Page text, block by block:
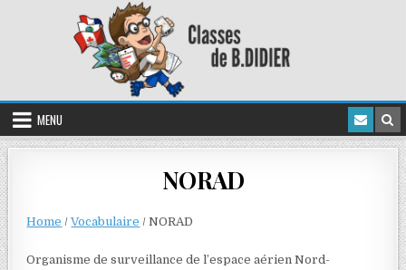
MENU
NORAD
Home /Vocabulaire /NORAD
Organisme de surveillance de l’espace aérien Nord-